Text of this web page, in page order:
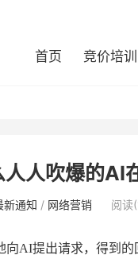
首页 竞价培训
人吹爆的AI
新通知 / 网络营销 阅读
向AI提出请求，得到的